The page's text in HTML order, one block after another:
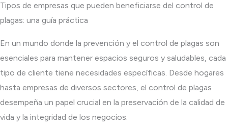
Tipos de empresas que pueden beneficiarse del control de
plagas: una guía práctica
En un mundo donde la prevención y el control de plagas son
esenciales para mantener espacios seguros y saludables, cada
tipo de cliente tiene necesidades específicas. Desde hogares
hasta empresas de diversos sectores, el control de plagas
desempeña un papel crucial en la preservación de la calidad de
vida y la integridad de los negocios.